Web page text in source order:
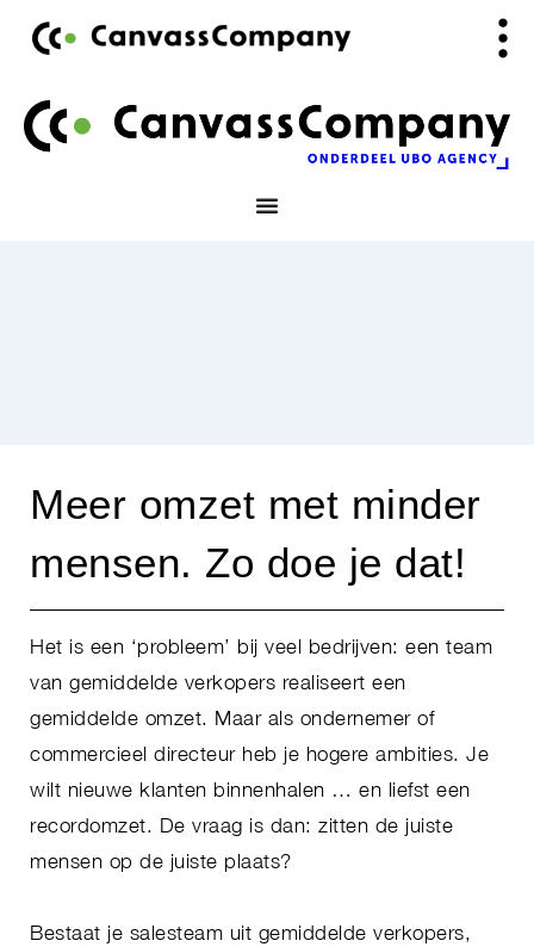
inhoud
naar
inhoud
Meer omzet met minder
mensen. Zo doe je dat!
Het is een ‘probleem’ bij veel bedrijven: een team
van gemiddelde verkopers realiseert een
gemiddelde omzet. Maar als ondernemer of
commercieel directeur heb je hogere ambities. Je
wilt nieuwe klanten binnenhalen … en liefst een
recordomzet. De vraag is dan: zitten de juiste
mensen op de juiste plaats?
Bestaat je salesteam uit gemiddelde verkopers,